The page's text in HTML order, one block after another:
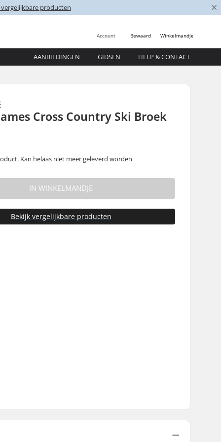
vergelijkbare producten ×
Winkelmandje
Bewaard
Account
AANBIEDINGEN GIDSEN HELP & CONTACT
Cross Country Ski Broek
Kan helaas niet meer geleverd worden
IN WINKELMANDJE
Bekijk vergelijkbare producten